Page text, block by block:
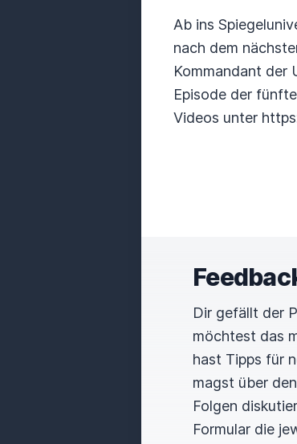
Ab ins
nach dem
Kommandant der
Episode der
Videos unter
Dir gefällt der
möchtest das
hast Tipps für
magst über
Folgen
Formular die